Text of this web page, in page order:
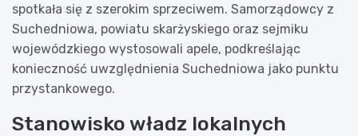
spotkała się z szerokim sprzeciwem. Samorządowcy z
Suchedniowa, powiatu skarżyskiego oraz sejmiku
wojewódzkiego wystosowali apele, podkreślając
konieczność uwzględnienia Suchedniowa jako punktu
przystankowego.
Stanowisko władz lokalnych